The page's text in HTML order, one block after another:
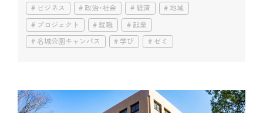
ビジネス 政治・社会 経済
地域
プロジェクト
就職
起業
名城公園キャンパス
学び ゼミ